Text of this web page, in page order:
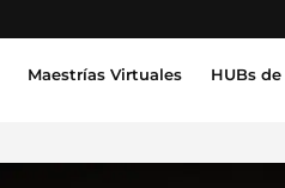
Maestrías Virtuales
Artificial, Tecnología, Datos
HUBs